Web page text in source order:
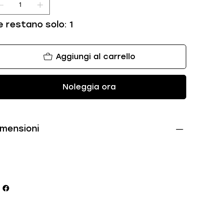
restano solo: 1
Aggiungi al carrello
Noleggia ora